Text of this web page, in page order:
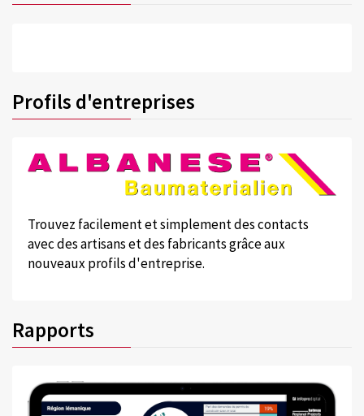
Profils d'entreprises
Trouvez facilement et simplement des contacts
avec des artisans et des fabricants grâce aux
nouveaux profils d'entreprise.
Rapports